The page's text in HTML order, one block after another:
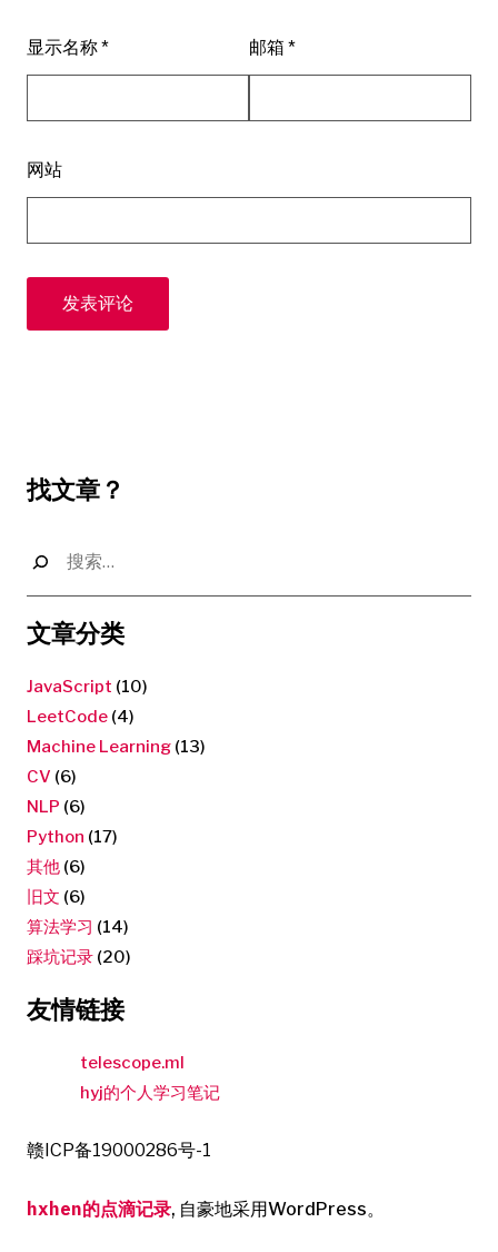
显示名称* 邮箱 *
网站
找文章？
索：
文章分类
JavaScript (10)
LeetCode (4)
Machine Learning (13)
CV (6)
NLP (6)
Python (17)
其他 (6)
旧文 (6)
算法学习 (14)
踩坑记录 (20)
友情链接
telescope.ml
hyj的个人学习笔记
赣ICP备19000286号-1
hxhen的点滴记录, 自豪地采用WordPress。